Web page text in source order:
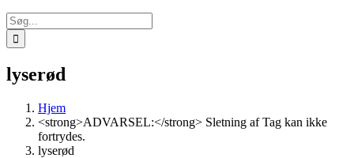
Søg
efter:
lyserød
Hjem
<strong>ADVARSEL:</strong> Sletning af Tag kan ikke
fortrydes.
lyserød